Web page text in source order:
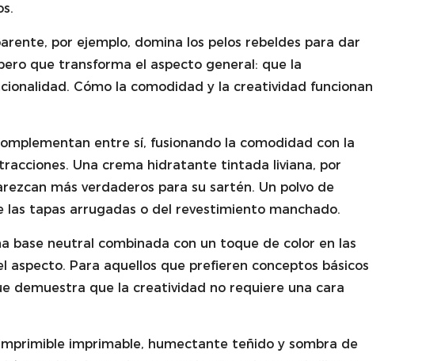
por ejemplo, domina los pelos rebeldes para dar
que transforma el aspecto general: que la
Cómo la comodidad y la creatividad funcionan
entre sí, fusionando la comodidad con la
Una crema hidratante tintada liviana, por
más verdaderos para su sartén. Un polvo de
las tapas arrugadas o del revestimiento manchado.
base neutral combinada con un toque de color en las
Para aquellos que prefieren conceptos básicos
demuestra que la creatividad no requiere una cara
imprimable, humectante teñido y sombra de